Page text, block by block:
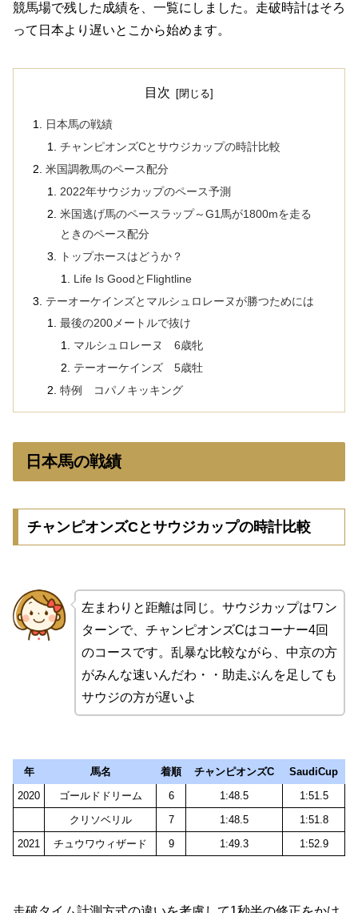
競馬場で残した成績を、一覧にしました。走破時計はそろ
って日本より遅いとこから始めます。
目次
日本馬の戦績
チャンピオンズCとサウジカップの時計比較
米国調教馬のペース配分
2022年サウジカップのペース予測
米国逃げ馬のペースラップ～G1馬が1800mを走る
ときのペース配分
トップホースはどうか？
Life Is GoodとFlightline
テーオーケインズとマルシュロレーヌが勝つためには
最後の200メートルで抜け
マルシュロレーヌ 6歳牝
テーオーケインズ 5歳牡
特例 コパノキッキング
日本馬の戦績
チャンピオンズCとサウジカップの時計比較
左まわりと距離は同じ。サウジカップはワン
ターンで、チャンピオンズCはコーナー4回
のコースです。乱暴な比較ながら、中京の方
がみんな速いんだわ・・助走ぶんを足しても
サウジの方が遅いよ
年 馬名 着順 チャンピオンズC
SaudiCup
2020
ゴールドドリーム 6 1:48.5
1:51.5
クリソベリル
7 1:48.5
1:51.8
2021
チュウワウィザード 9 1:49.3 1:52.9